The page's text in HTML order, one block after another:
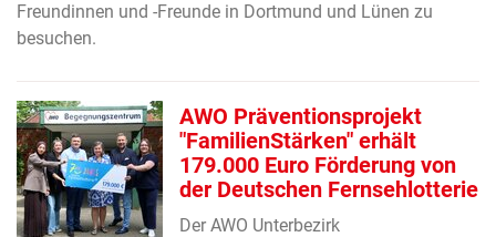
Freundinnen und -Freunde in Dortmund und Lünen zu
besuchen.
AWO Präventionsprojekt
"FamilienStärken" erhält
179.000 Euro Förderung von
der Deutschen Fernsehlotterie
Der AWO Unterbezirk